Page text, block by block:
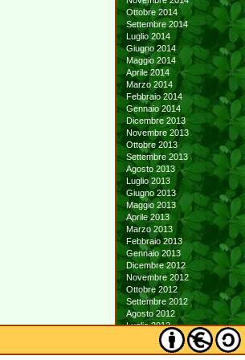
Ottobre 2014
Settembre 2014
Luglio 2014
Giugno 2014
Maggio 2014
Aprile 2014
Marzo 2014
Febbraio 2014
Gennaio 2014
Dicembre 2013
Novembre 2013
Ottobre 2013
Settembre 2013
Agosto 2013
Luglio 2013
Giugno 2013
Maggio 2013
Aprile 2013
Marzo 2013
Febbraio 2013
Gennaio 2013
Dicembre 2012
Novembre 2012
Ottobre 2012
Settembre 2012
Agosto 2012
Luglio 2012
Giugno 2012
Maggio 2012